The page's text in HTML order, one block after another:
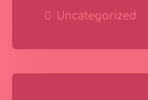
Uncategorized